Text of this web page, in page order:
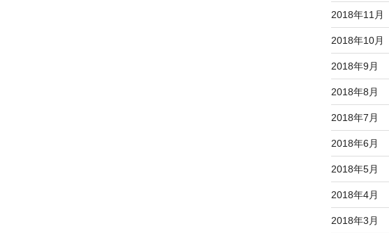
2018年11月
2018年10月
2018年9月
2018年8月
2018年7月
2018年6月
2018年5月
2018年4月
2018年3月